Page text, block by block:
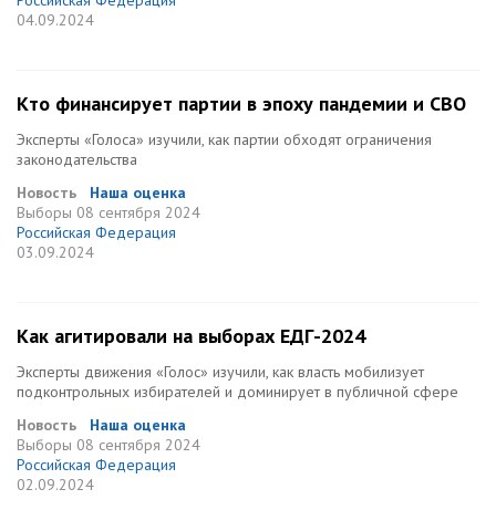
04.09.2024
Кто финансирует партии в эпоху пандемии и СВО
Эксперты «Голоса» изучили, как партии обходят ограничения
законодательства
Новость
Наша оценка
Выборы 08 сентября 2024
Российская Федерация
03.09.2024
Как агитировали на выборах ЕДГ-2024
Эксперты движения «Голос» изучили, как власть мобилизует
подконтрольных избирателей и доминирует в публичной сфере
Новость
Наша оценка
Выборы 08 сентября 2024
Российская Федерация
02.09.2024